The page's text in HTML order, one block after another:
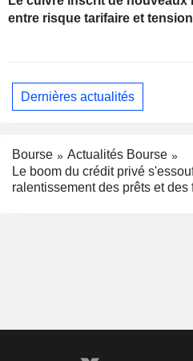
entre risque tarifaire et
Dernières actualités
Bourse
Actualités Bourse
Le boom du crédit privé
ralentissement des prêts et des